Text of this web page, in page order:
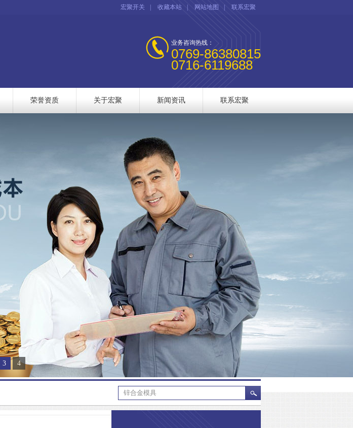
宏聚开关 收藏本站 网站地图 联系宏聚
业务咨询热线：
0769-86380815
0716-6119688
荣誉资质 关于宏聚 新闻资讯 联系宏聚
3 4